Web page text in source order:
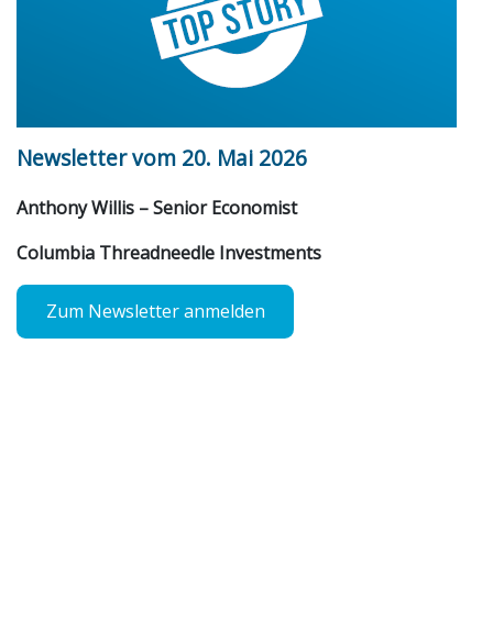
Newsletter vom 20. Mai 2026
Anthony Willis – Senior Economist
Columbia Threadneedle Investments
Zum Newsletter anmelden